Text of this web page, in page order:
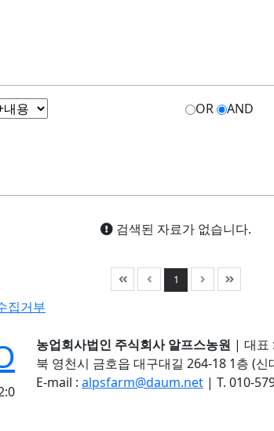
OR AND
검색된 자료가 없습니다.
1
집거부
농업회사법인 주식회사 알프스농원 | 대표
북 영천시 금호읍 대구대길 264-18 1층 (신
E-mail : alpsfarm@daum.net | T. 010-